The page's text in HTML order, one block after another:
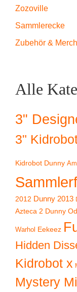
Zozoville
Sammlerecke
Zubehör &
Alle
3"
3"
Kidrobot Dunny
2012 Dunny 2013
Azteca 2 Dunny
Warhol Eekeez
Hidden
Kidrobot x
Mystery